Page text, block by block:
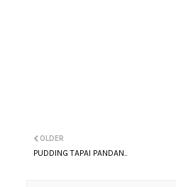
OLDER
PUDDING TAPAI PANDAN..